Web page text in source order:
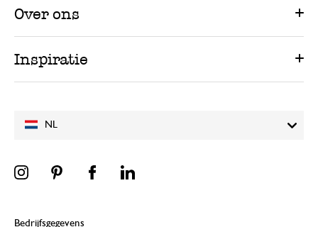
NL
Over ons
Inspiratie
Bedrijfsgegevens